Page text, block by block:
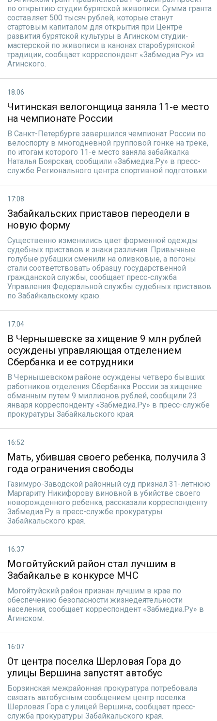
по открытию студии бурятской живописи. Сумма гранта
составляет 500 тысяч рублей, которые станут
стартовым капиталом для открытия при Центре
развития бурятской культуры в Агинском студии-
мастерской по живописи в канонах старобурятской
традиции, сообщает корреспондент «Забмедиа.Ру» из
Агинского.
18:06
Читинская велогонщица заняла 11-е место
на чемпионате России
В Санкт-Петербурге завершился чемпионат России по
велоспорту в многодневной групповой гонке на треке,
по итогам которого 11-е место заняла забайкалка
Наталья Боярская, сообщили «Забмедиа.Ру» в пресс-
службе Регионального центра спортивной подготовки
17:08
Забайкальских приставов переодели в
новую форму
Существенно изменились цвет форменной одежды
судебных приставов и знаки различия. Привычные
голубые рубашки сменили на оливковые, а погоны
стали соответствовать образцу государственной
гражданской службы, сообщает пресс-служба
Управления Федеральной службы судебных приставов
по Забайкальскому краю.
17:04
В Чернышевске за хищение 9 млн рублей
осуждены управляющая отделением
Сбербанка и ее сотрудники
В Чернышевском районе осуждены четверо бывших
работников отделения Сбербанка России за хищение
обманным путем 9 миллионов рублей, сообщили 23
января корреспонденту «Забмедиа.Ру» в пресс-службе
прокуратуры Забайкальского края.
16:52
Мать, убившая своего ребенка, получила 3
года ограничения свободы
Газимуро-Заводской районный суд признал 31-летнюю
Маргариту Никифорову виновной в убийстве своего
новорожденного ребенка, рассказали корреспонденту
Забмедиа.Ру в пресс-службе прокуратуры
Забайкальского края.
16:37
Могойтуйский район стал лучшим в
Забайкалье в конкурсе МЧС
Могойтуйский район признан лучшим в крае по
обеспечению безопасности жизнедеятельности
населения, сообщает корреспондент «Забмедиа.Ру» в
Агинском.
16:07
От центра поселка Шерловая Гора до
улицы Вершина запустят автобус
Борзинская межрайонная прокуратура потребовала
связать автобусным сообщением центр поселка
Шерловая Гора с улицей Вершина, сообщает пресс-
служба прокуратуры Забайкальского края.